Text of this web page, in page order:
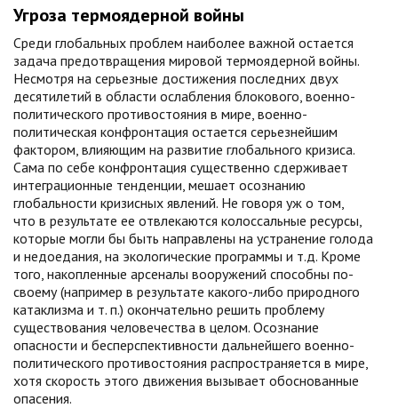
Угроза термоядерной войны
Среди глобальных проблем наиболее важной остается
задача предотвращения мировой термоядерной войны.
Несмотря на серьезные достижения последних двух
десятилетий в области ослабления блокового, военно-
политического противостояния в мире, военно-
политическая конфронтация остается серьезнейшим
фактором, влияющим на развитие глобального кризиса.
Сама по себе конфронтация существенно сдерживает
интеграционные тенденции, мешает осознанию
глобальности кризисных явлений. Не говоря уж о том,
что в результате ее отвлекаются колоссальные ресурсы,
которые могли бы быть направлены на устранение голода
и недоедания, на экологические программы и т.д. Кроме
того, накопленные арсеналы вооружений способны по-
своему (например в результате какого-либо природного
катаклизма и т. п.) окончательно решить проблему
существования человечества в целом. Осознание
опасности и бесперспективности дальнейшего военно-
политического противостояния распространяется в мире,
хотя скорость этого движения вызывает обоснованные
опасения.